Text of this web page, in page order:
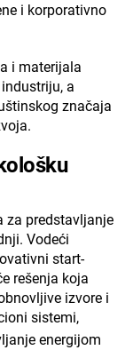
i korporativno
i materijala
a
značaja
za predstavljanje
Vodeći
start-
rešenja koja
izvore i
sistemi,
energijom